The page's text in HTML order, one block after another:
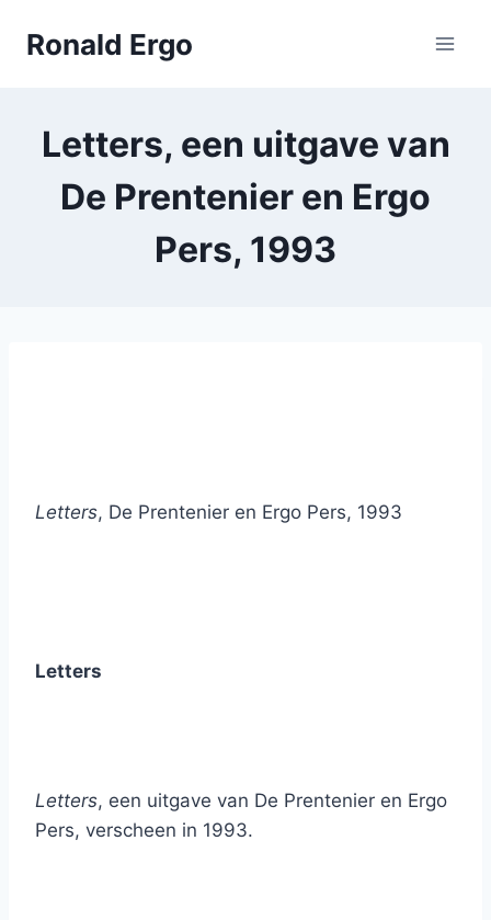
naarRonald Ergo
Letters, een uitgave van
De Prentenier en Ergo
Pers, 1993
Letters, De Prentenier en Ergo Pers, 1993
Letters
Letters, een uitgave van De Prentenier en Ergo
Pers, verscheen in 1993.